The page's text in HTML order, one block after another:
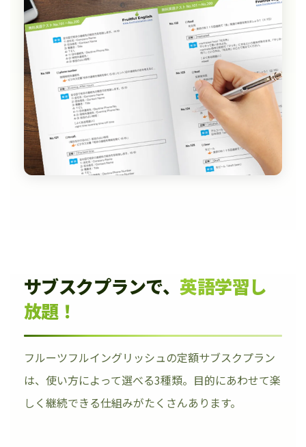
サブスクプランで、 英語学習し
放題！
フルーツフルイングリッシュの定額サブスクプラン
は、使い方によって選べる3種類。目的にあわせて楽
しく継続できる仕組みがたくさんあります。